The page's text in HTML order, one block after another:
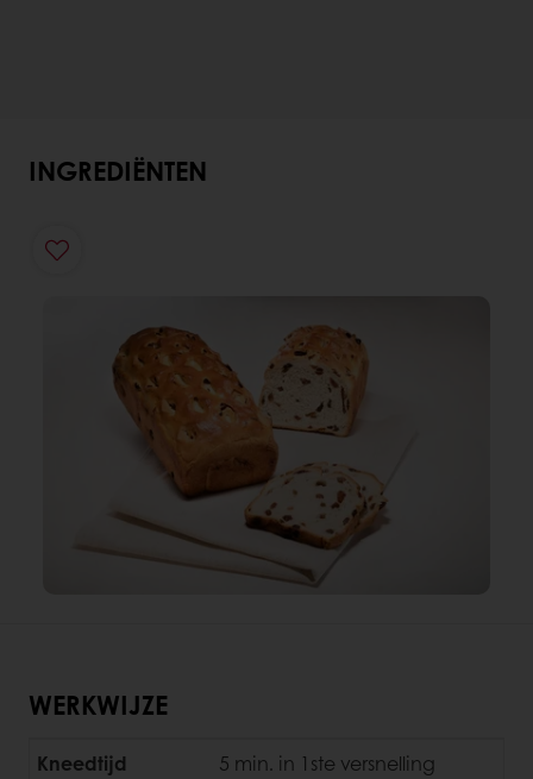
INGREDIËNTEN
WERKWIJZE
Kneedtijd
5 min. in 1ste versnelling